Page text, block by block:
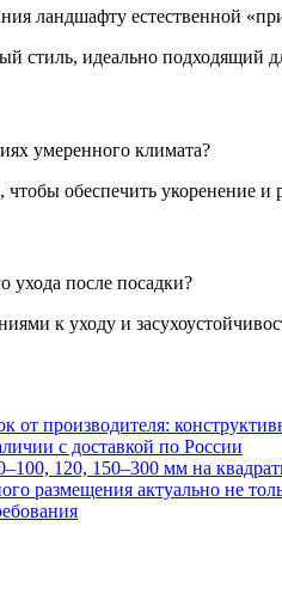
ландшафту естественной
стиль, идеально подходящий
умеренного климата?
обеспечить укоренение
ухода после посадки?
к уходу и
от производителя:
с доставкой по России
120, 150–300 мм на
размещения актуально не